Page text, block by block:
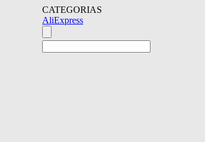
CATEGORIAS
AliExpress